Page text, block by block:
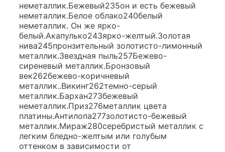
неметаллик.Бежевый235он и есть бежевый
неметаллик.Белое облако240белый
неметаллик. Он же ярко-
белый.Акапулько243ярко-желтый.Золотая
нива245пронзительный золотисто-лимонный
металлик.Звездная пыль257Бежево-
сиреневый металлик.Бронзовый
век262бежево-коричневый
металлик..Викинг262темно-серый
металлик.Бархан273бежевый
неметаллик.Приз276металлик цвета
платины.Антилопа277золотисто-бежевый
металлик.Мираж280серебристый металлик с
легким бледно-желтым или голубым
оттенком в зависимости от